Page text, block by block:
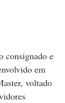
consignado e
em
voltado